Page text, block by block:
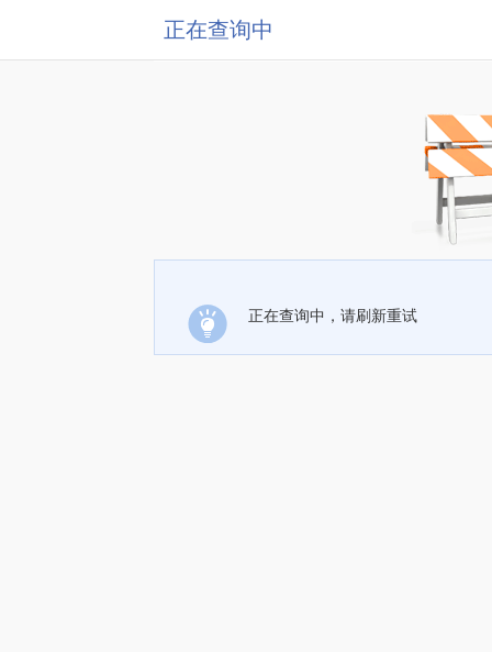
正在查询中
正在查询中，请刷新重试